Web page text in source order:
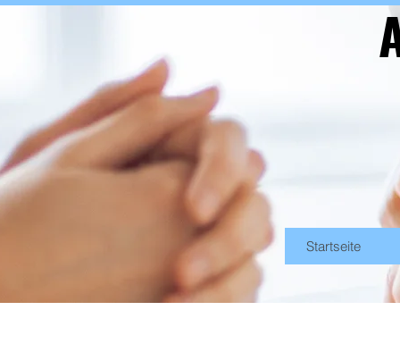
Startseite